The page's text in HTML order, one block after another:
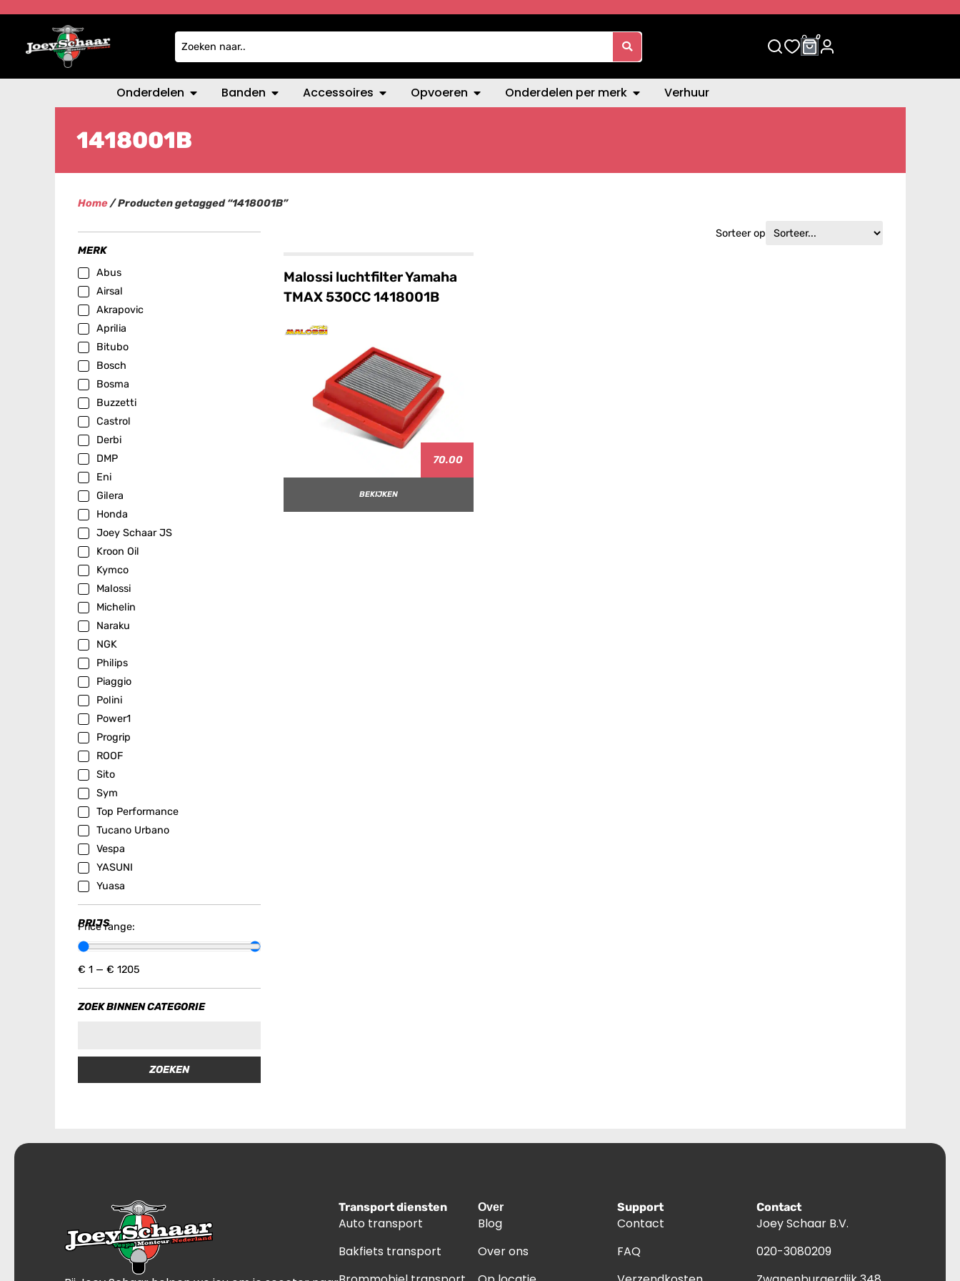
0 0
Onderdelen Banden Accessoires Opvoeren Onderdelen per merk Verhuur
1418001B
Home/ Producten getagged “1418001B”
MERK
Abus
Airsal
Akrapovic
Aprilia
Bitubo
Bosch
Bosma
Buzzetti
Castrol
Derbi
DMP
Eni
Gilera
Honda
Joey Schaar JS
Kroon Oil
Kymco
Malossi
Michelin
Naraku
NGK
Philips
Piaggio
Polini
Power1
Progrip
ROOF
Sito
Sym
Top Performance
Tucano Urbano
Vespa
YASUNI
Yuasa
PRIJS
Price range:
€ 1 — € 1205
ZOEK BINNEN CATEGORIE
ZOEKEN
Sorteer op
Malossi luchtfilter Yamaha
TMAX 530CC 1418001B
70.00
BEKIJKEN
Transport diensten
Auto transport
Bakfiets transport
Over
Blog
Over ons
Support
Contact
FAQ
Contact
Joey Schaar B.V.
020-3080209